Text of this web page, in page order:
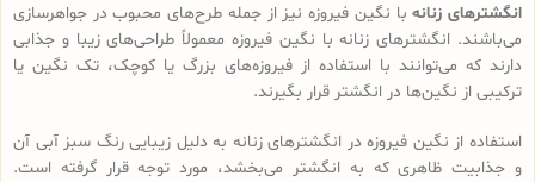
انگشترهای زنانهبا نگین فیروزه نیز از جمله طرح‌های محبوب در جواهرسازی
می‌باشند. انگشترهای زنانه با نگین فیروزه معمولاً طراحی‌های زیبا و جذابی
دارند که می‌توانند با استفاده از فیروزه‌های بزرگ یا کوچک، تک نگین یا
ترکیبی از نگین‌ها در انگشتر قرار بگیرند.
استفاده از نگین فیروزه در انگشترهای زنانه به دلیل زیبایی رنگ سبز آبی آن
و جذابیت ظاهری که به انگشتر می‌بخشد، مورد توجه قرار گرفته است.